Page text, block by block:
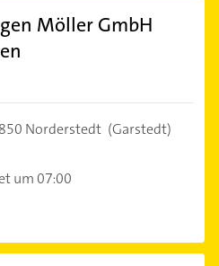
Möller GmbH
Norderstedt (Garstedt)
um 07:00